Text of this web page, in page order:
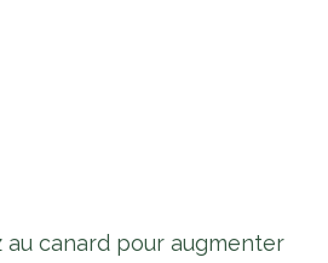
au canard pour augmenter